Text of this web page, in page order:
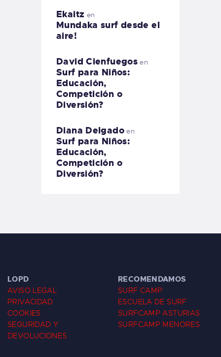
Ekaitz en
Mundaka surf desde el
aire!
David Cienfuegos en
Surf para Niños:
Educación,
Competición o
Diversión?
Diana Delgadoen
Surf para Niños:
Educación,
Competición o
Diversión?
LOPD
AVISO LEGAL
PRIVACIDAD
COOKIES
SEGURIDAD Y
DEVOLUCIONES
RECOMENDAMOS
SURF CAMP
ESCUELA DE SURF
SURFCAMP ASTURIAS
SURFCAMP MENORES